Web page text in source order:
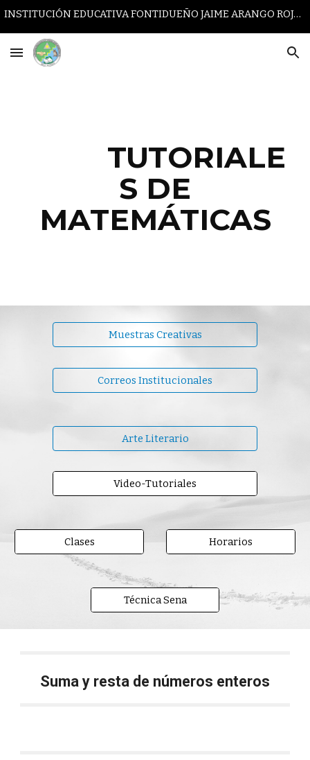
INSTITUCIÓN EDUCATIVA FONTIDUEÑO JAIME ARANGO ROJAS
TUTORIALE
S DE
MATEMÁTICAS
Muestras Creativas
Correos Institucionales
Arte Literario
Video-Tutoriales
Clases Horarios
Técnica Sena
Suma y resta de números enteros